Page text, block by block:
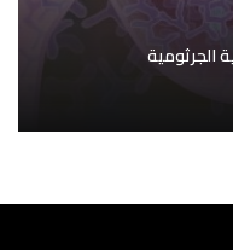
الجرثومية